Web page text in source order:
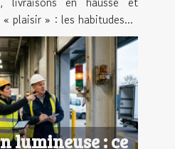
plaisir » : les habitudes...
lumineuse : ce